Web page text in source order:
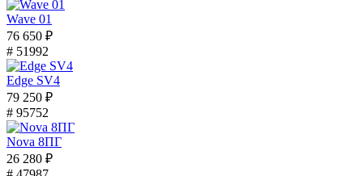
Wave 01
76 650 ₽
# 51992
Edge SV4
79 250 ₽
# 95752
Nova 8ПГ
26 280 ₽